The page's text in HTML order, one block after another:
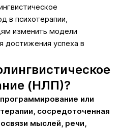
в психотерапии,
изменить модели
достижения успеха в
(НЛП)?
или
сосредоточенная
мыслей, речи,